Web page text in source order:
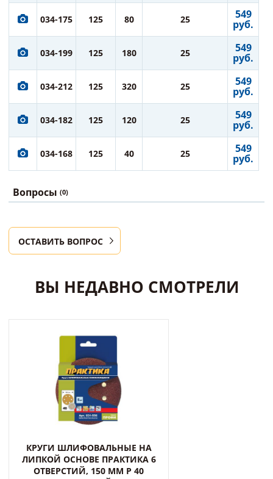
034-175 125 80 25 549
руб.
034-199 125 180 25 549
руб.
034-212 125 320 25 549
руб.
034-182 125 120 25 549
руб.
034-168 125 40 25 549
руб.
Вопросы (0)
ОСТАВИТЬ ВОПРОС
ВЫ НЕДАВНО СМОТРЕЛИ
КРУГИ ШЛИФОВАЛЬНЫЕ НА
ЛИПКОЙ ОСНОВЕ ПРАКТИКА 6
ОТВЕРСТИЙ, 150 ММ P 40